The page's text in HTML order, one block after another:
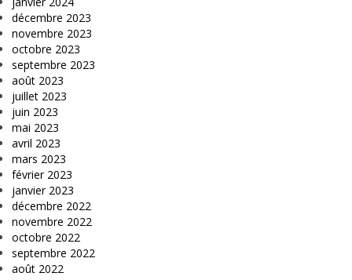
décembre 2023
novembre 2023
octobre 2023
septembre 2023
août 2023
juillet 2023
juin 2023
mai 2023
avril 2023
mars 2023
février 2023
janvier 2023
décembre 2022
novembre 2022
octobre 2022
septembre 2022
août 2022